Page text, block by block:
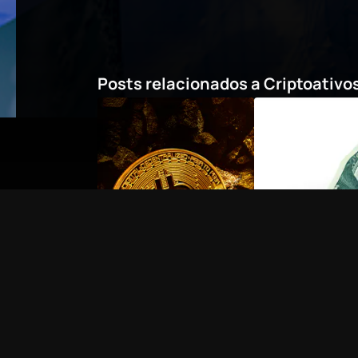
Posts relacionados a